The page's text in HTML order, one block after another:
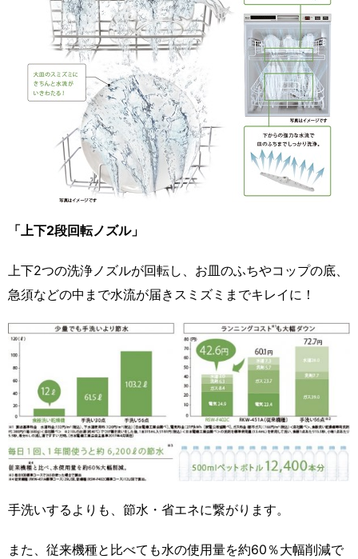
「上下2段回転ノズル」
上下2つの洗浄ノズルが回転し、お皿のふちやコップの底、
急須などの中まで水流が届きスミズミまでキレイに！
手洗いするよりも、節水・省エネに繋がります。
また、従来機種と比べても水の使用量を約60％大幅削減で